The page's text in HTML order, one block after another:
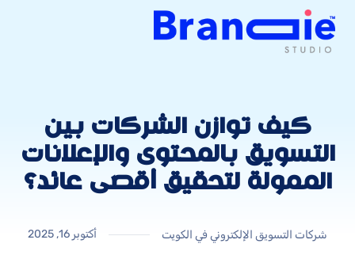
كيف توازن الشركات بين
التسويق بالمحتوى والإعلانات
الممولة لتحقيق أقصى عائد؟
شركات التسويق الإلكتروني في الكويت أكتوبر 16, 2025